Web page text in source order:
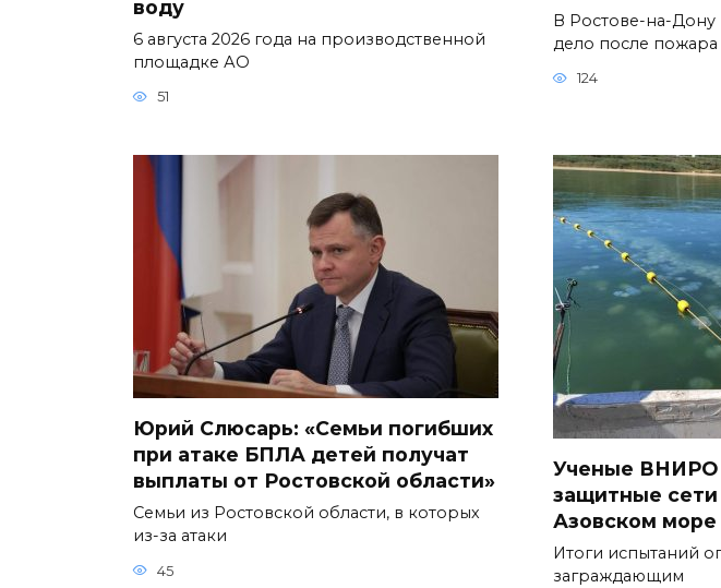
воду
6 августа 2026 года на производственной
площадке АО
51
В Ростове-на-Дону
дело после пожара
124
Юрий Слюсарь: «Семьи погибших
при атаке БПЛА детей получат
выплаты от Ростовской области»
Семьи из Ростовской области, в которых
из-за атаки
45
Ученые ВНИРО
защитные сети
Азовском море
Итоги испытаний
заграждающим